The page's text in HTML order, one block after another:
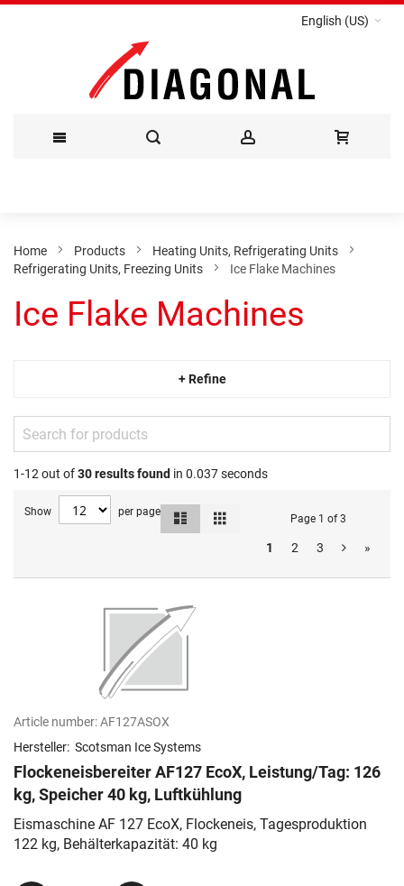
English (US)
Content
Home Products
Heating Units, Refrigerating Units
Refrigerating Units, Freezing Units
Ice Flake Machines
Ice Flake Machines
+ Refine
1-12 out of30results found in 0.037 seconds
Show per page
Page 1 of 3
1 2 3 »
View
Article number:AF127ASOX
Hersteller: Scotsman Ice Systems
Flockeneisbereiter AF127 EcoX, Leistung/Tag: 126
kg, Speicher 40 kg, Luftkühlung
Eismaschine AF 127 EcoX, Flockeneis, Tagesproduktion
122 kg, Behälterkapazität: 40 kg